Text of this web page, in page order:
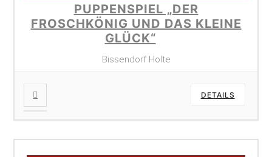
PUPPENSPIEL „DER
FROSCHKÖNIG UND DAS KLEINE
GLÜCK“
Bissendorf Holte
DETAILS